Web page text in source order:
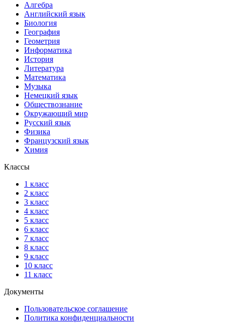
Алгебра
Английский язык
Биология
География
Геометрия
Информатика
История
Литература
Математика
Музыка
Немецкий язык
Обществознание
Окружающий мир
Русский язык
Физика
Французский язык
Химия
Классы
1 класс
2 класс
3 класс
4 класс
5 класс
6 класс
7 класс
8 класс
9 класс
10 класс
11 класс
Документы
Пользовательское соглашение
Политика конфиденциальности